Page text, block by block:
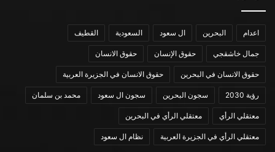
اعدام البحرين ال سعود السعودية القطيف
جمال خاشقجي حقوق الإنسان حقوق الانسان
حقوق الانسان في البحرين حقوق الانسان في الجزيرة العربية
رؤية 2030 سجون البحرين سجون ال سعود محمد بن سلمان
معتقلي الرأي معتقلي الرأي في البحرين
معتقلي الرأي في الجزيرة العربية نظام ال سعود